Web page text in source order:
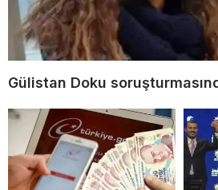
Gülistan Doku